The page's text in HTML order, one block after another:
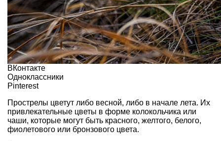
ВКонтакте
Одноклассники
Pinterest
Прострелы цветут либо весной, либо в начале лета. Их
привлекательные цветы в форме колокольчика или
чаши, которые могут быть красного, желтого, белого,
фиолетового или бронзового цвета.